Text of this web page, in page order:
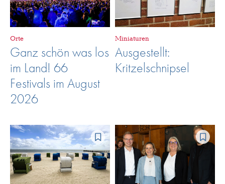
Orte
Ganz schön was los
im Land! 66
Festivals im August
2026
Miniaturen
Ausgestellt:
Kritzelschnipsel